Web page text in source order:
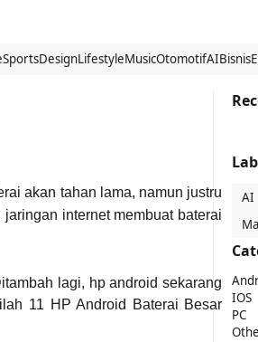
SportsDesignLifestyleMusicOtomotifAIBisnis
akan tahan lama, namun justru
internet membuat baterai
lagi, hp android sekarang
11 HP Android Baterai Besar
AI
IOS
PC